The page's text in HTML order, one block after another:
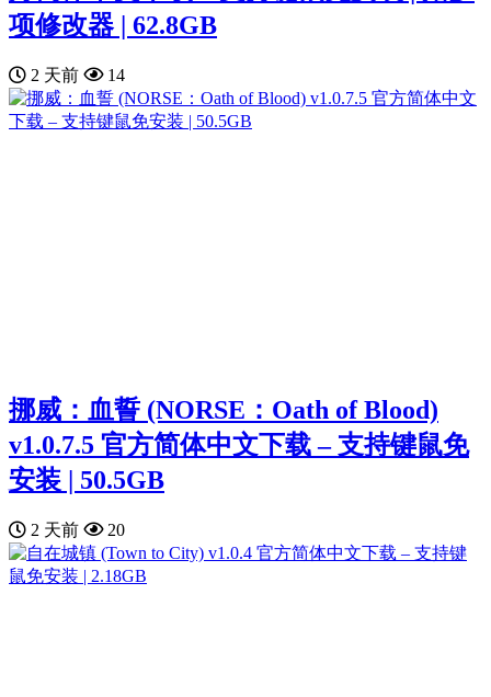
项修改器 | 62.8GB
2 天前 14
挪威：血誓 (NORSE：Oath of Blood)
v1.0.7.5 官方简体中文下载 – 支持键鼠免
安装 | 50.5GB
2 天前 20